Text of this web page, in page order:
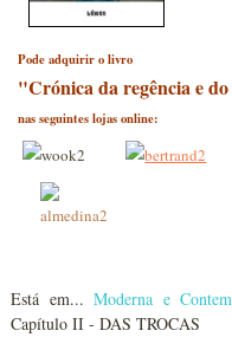
Pode adquirir o livro
"Crónica da regência e
nas seguintes lojas online:
Está em...Moderna e
Capítulo II - DAS TROCAS